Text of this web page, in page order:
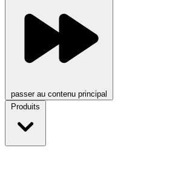
passer au contenu principal
Produits